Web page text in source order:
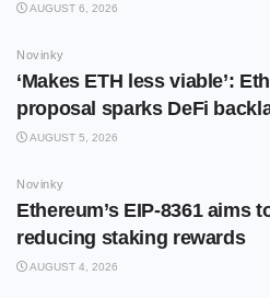
AUGUST 6, 2026
Novinky
‘Makes ETH less viable’:
proposal sparks DeFi
AUGUST 5, 2026
Novinky
Ethereum’s EIP-8361 aims
reducing staking rewards
AUGUST 4, 2026